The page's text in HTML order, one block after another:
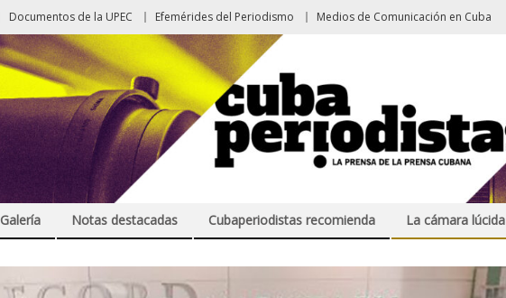
Documentos de la UPEC Efemérides del Periodismo Medios de Comunicación en Cuba
Galería Notas destacadas Cubaperiodistas recomienda La cámara lúcida